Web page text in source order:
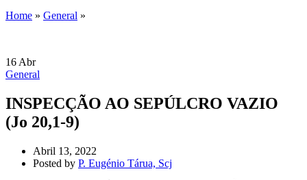
Home » General »
16Abr
General
INSPECÇÃO AO SEPÚLCRO VAZIO
(Jo 20,1-9)
Abril 13, 2022
Posted by P. Eugénio Tárua, Scj